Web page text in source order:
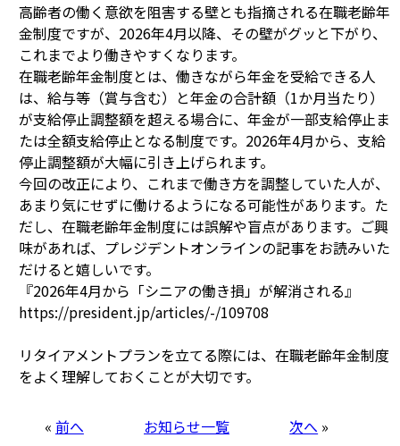
高齢者の働く意欲を阻害する壁とも指摘される在職老齢年
金制度ですが、2026年4月以降、その壁がグッと下がり、
これまでより働きやすくなります。
在職老齢年金制度とは、働きながら年金を受給できる人
は、給与等（賞与含む）と年金の合計額（1か月当たり）
が支給停止調整額を超える場合に、年金が一部支給停止ま
たは全額支給停止となる制度です。2026年4月から、支給
停止調整額が大幅に引き上げられます。
今回の改正により、これまで働き方を調整していた人が、
あまり気にせずに働けるようになる可能性があります。た
だし、在職老齢年金制度には誤解や盲点があります。ご興
味があれば、プレジデントオンラインの記事をお読みいた
だけると嬉しいです。
『2026年4月から「シニアの働き損」が解消される』
https://president.jp/articles/-/109708
リタイアメントプランを立てる際には、在職老齢年金制度
をよく理解しておくことが大切です。
« 前へ お知らせ一覧 次へ »